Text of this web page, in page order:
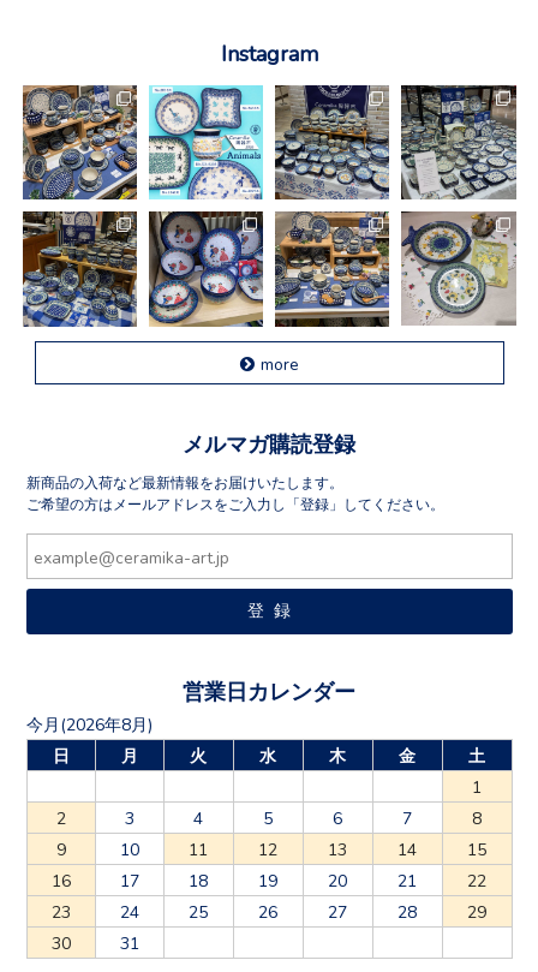
Instagram
more
メルマガ購読登録
新商品の入荷など最新情報をお届けいたします。
ご希望の方はメールアドレスをご入力し「登録」してください。
営業日カレンダー
今月(2026年8月)
日
月 火 水 木 金
土
1
2
3 4 5 6 7
8
9
10 11 12 13 14
15
16
17 18 19 20 21
22
23
24 25 26 27 28
29
30
31